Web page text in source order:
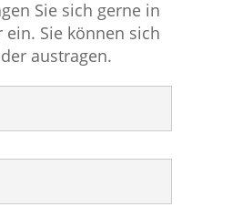
Sie sich gerne in
ein. Sie können sich
austragen.